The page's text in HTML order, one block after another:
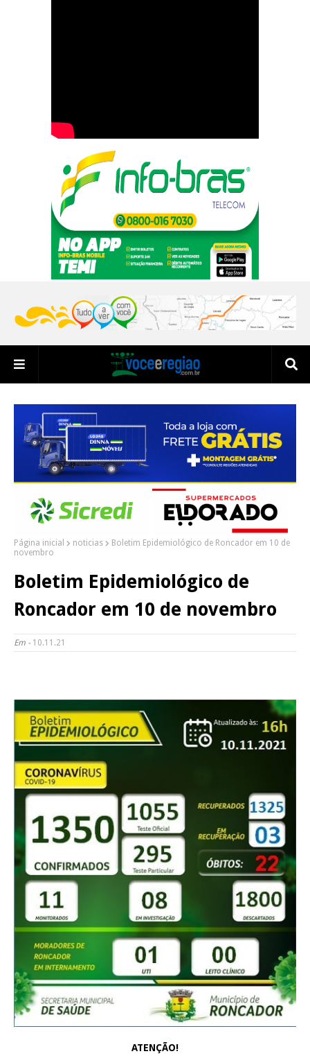
Página inicial noticias
Boletim Epidemiológico de Roncador em 10 de
novembro
Boletim Epidemiológico de
Roncador em 10 de novembro
Em - 10.11.21
ATENÇÃO!